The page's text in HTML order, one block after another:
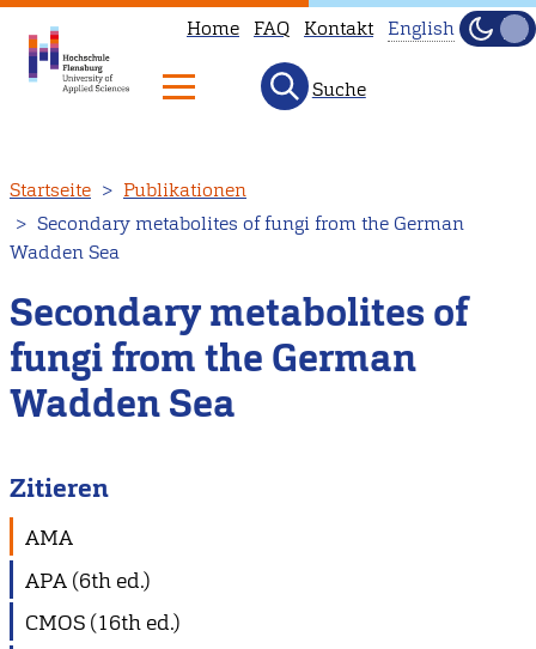
zum
Inhalt
Home FAQ Kontakt
available
English.
Head
English
Hell
Suche
Startseite
Publikationen
Secondary metabolites of fungi from the German
Wadden Sea
Secondary metabolites of
fungi from the German
Wadden Sea
Zitieren
AMA
APA (6th ed.)
CMOS (16th ed.)